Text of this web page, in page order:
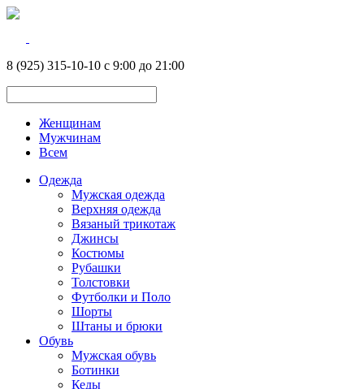
8 (925) 315-10-10 с 9:00 до 21:00
Женщинам
Мужчинам
Всем
Одежда
Мужская одежда
Верхняя одежда
Вязаный трикотаж
Джинсы
Костюмы
Рубашки
Толстовки
Футболки и Поло
Шорты
Штаны и брюки
Обувь
Мужская обувь
Ботинки
Кеды